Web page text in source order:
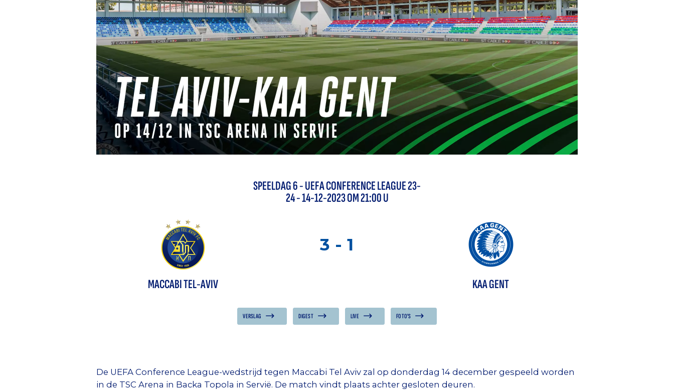
SPEELDAG6-UEFA CONFERENCE LEAGUE 23-
24- 14-12-2023 OM 21:00 U
3 - 1
MACCABI TEL-AVIV KAA GENT
VERSLAG DIGEST LIVE FOTO'S
De UEFA Conference League-wedstrijd tegen Maccabi Tel Aviv zal op donderdag 14 december gespeeld worden
in de TSC Arena in Backa Topola in Servië. De match vindt plaats achter gesloten deuren.